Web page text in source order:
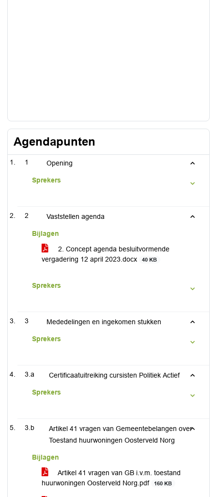
Agendapunten
1 Opening
Sprekers
2 Vaststellen agenda
Bijlagen
2. Concept agenda besluitvormende
vergadering 12 april 2023.docx
40 KB
Sprekers
3 Mededelingen en ingekomen stukken
Sprekers
3.a Certificaatuitreiking cursisten Politiek Actief
Sprekers
3.b
Artikel 41 vragen van Gemeentebelangen over
Toestand huurwoningen Oosterveld Norg
Bijlagen
Artikel 41 vragen van GB i.v.m. toestand
huurwoningen Oosterveld Norg.pdf
160 KB